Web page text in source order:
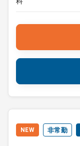
NEW 非常勤